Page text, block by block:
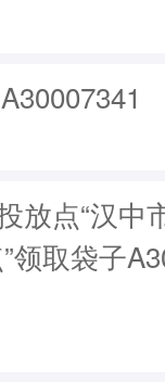
放点“汉中
领取袋子